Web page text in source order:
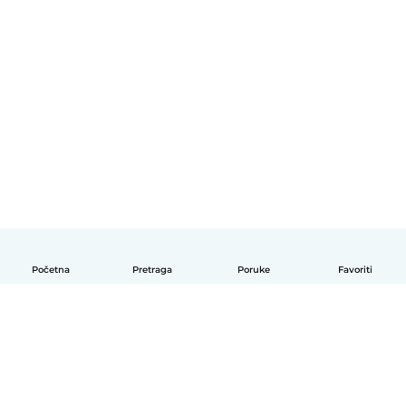
Početna Pretraga Poruke Favoriti